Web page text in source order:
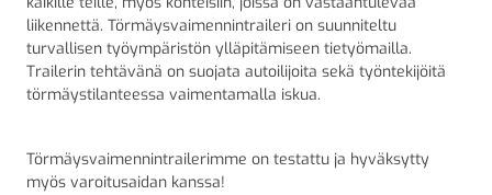
liikennettä. Törmäysvaimennintraileri on suunniteltu
turvallisen työympäristön ylläpitämiseen tietyömailla.
Trailerin tehtävänä on suojata autoilijoita sekä työntekijöitä
törmäystilanteessa vaimentamalla iskua.
Törmäysvaimennintrailerimme on testattu ja hyväksytty
myös varoitusaidan kanssa!